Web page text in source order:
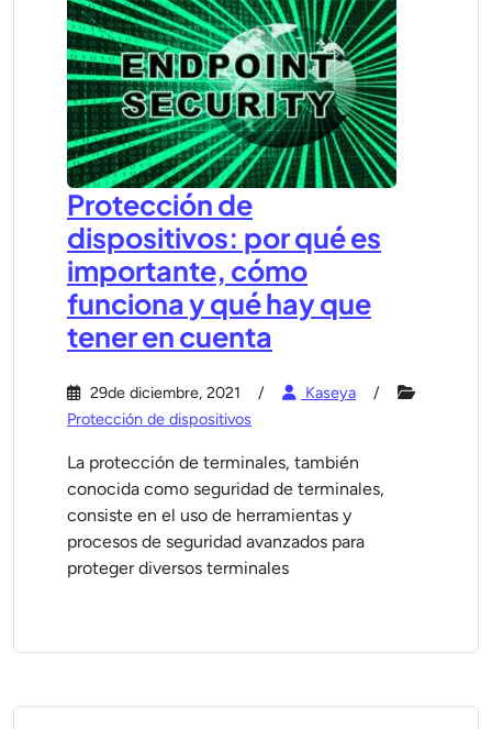
Protección de
dispositivos: por qué es
importante, cómo
funciona y qué hay que
tener en cuenta
29de diciembre, 2021
Kaseya
Protección de dispositivos
La protección de terminales, también
conocida como seguridad de terminales,
consiste en el uso de herramientas y
procesos de seguridad avanzados para
proteger diversos terminales